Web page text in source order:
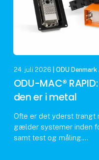
24. juli 2026 | ODU
ODU-MAC®
den er i metal
Ofte er det yderst trangt
gælder systemer inden
samt test og måling.